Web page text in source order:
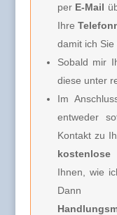
per E-Mail
Ihre
damit ich Sie
Sobald mir
diese unter
Im
entweder
Kontakt zu
kostenlose
Ihnen, wie
Dann